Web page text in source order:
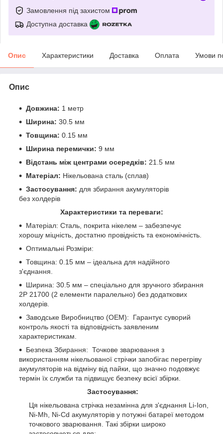
Замовлення під захистом
Доступна доставка
Опис Характеристики Доставка Оплата Умови
Опис
Довжина: 1 метр
Ширина: 30.5 мм
Товщина: 0.15 мм
Ширина перемички: 9 мм
Відстань між центрами осередків: 21.5 мм
Матеріал: Нікельована сталь (сплав)
Застосування: для збирання акумуляторів
без холдерів
Характеристики та переваги:
Матеріал: Сталь, покрита нікелем – забезпечує
хорошу міцність, достатню провідність та економічність.
Оптимальні Розміри:
Товщина: 0.15 мм – ідеальна для надійного
з'єднання.
Ширина: 30.5 мм – спеціально для зручного збирання
2P 21700 (2 елементи паралельно) без додаткових
холдерів.
Заводське Виробництво (OEM): Гарантує суворий
контроль якості та відповідність заявленим
характеристикам.
Безпека Збирання: Точкове зварювання з
використанням нікельованої стрічки запобігає перегріву
акумуляторів на відміну від пайки, що значно подовжує
термін їх служби та підвищує безпеку всієї збірки.
Застосування:
Ця нікельована стрічка незамінна для з'єднання Li-Ion,
Ni-Mh, Ni-Cd акумуляторів у потужні батареї методом
точкового зварювання. Такі збірки широко